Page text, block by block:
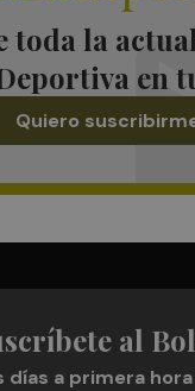
toda la
en
Quiero
al
días a primera